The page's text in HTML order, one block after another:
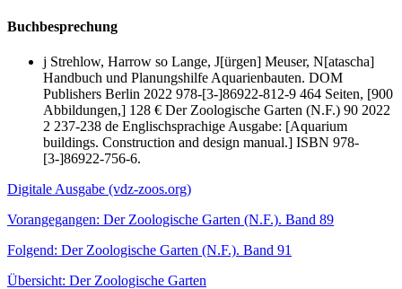
Buchbesprechung
j Strehlow, Harrow so Lange, J[ürgen] Meuser, N[atascha]
Handbuch und Planungshilfe Aquarienbauten. DOM
Publishers Berlin 2022 978-[3-]86922-812-9 464 Seiten, [900
Abbildungen,] 128 € Der Zoologische Garten (N.F.) 90 2022
2 237-238 de Englischsprachige Ausgabe: [Aquarium
buildings. Construction and design manual.] ISBN 978-
[3-]86922-756-6.
Digitale Ausgabe (vdz-zoos.org)
Vorangegangen: Der Zoologische Garten (N.F.). Band 89
Folgend: Der Zoologische Garten (N.F.). Band 91
Übersicht: Der Zoologische Garten